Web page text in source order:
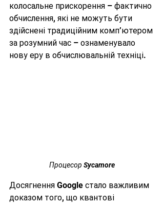
колосальне прискорення – фактично
обчислення, які не можуть бути
здійснені традиційним комп’ютером
за розумний час – ознаменувало
нову еру в обчислювальній техніці.
Процесор Sycamore
Досягнення Google стало важливим
доказом того, що квантові